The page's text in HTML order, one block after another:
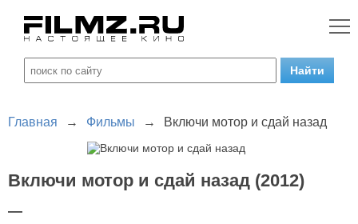
Главная → Фильмы → Включи мотор и сдай назад
Включи мотор и сдай назад (2012)
—